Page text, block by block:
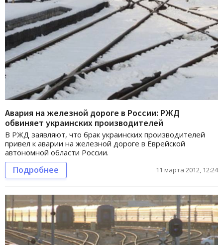
Авария на железной дороге в России: РЖД
обвиняет украинских производителей
В РЖД заявляют, что брак украинских производителей
привел к аварии на железной дороге в Еврейской
автономной области России.
Подробнее 11 марта 2012, 12:24